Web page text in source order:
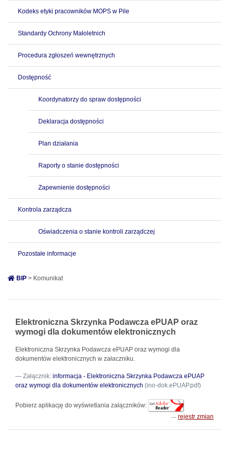
Kodeks etyki pracowników MOPS w Pile
Standardy Ochrony Małoletnich
Procedura zgłoszeń wewnętrznych
Dostępność
Koordynatorzy do spraw dostępności
Deklaracja dostępności
Plan działania
Raporty o stanie dostępności
Zapewnienie dostępności
Kontrola zarządcza
Oświadczenia o stanie kontroli zarządczej
Pozostałe informacje
BIP > Komunikat
Elektroniczna Skrzynka Podawcza ePUAP oraz
wymogi dla dokumentów elektronicznych
Elektroniczna Skrzynka Podawcza ePUAP oraz wymogi dla
dokumentów elektronicznych w załaczniku.
Załącznik: informacja - Elektroniczna Skrzynka Podawcza ePUAP
oraz wymogi dla dokumentów elektronicznych (ino-dok.ePUAP.pdf)
Pobierz aplikację do wyświetlania załączników:
rejestr zmian